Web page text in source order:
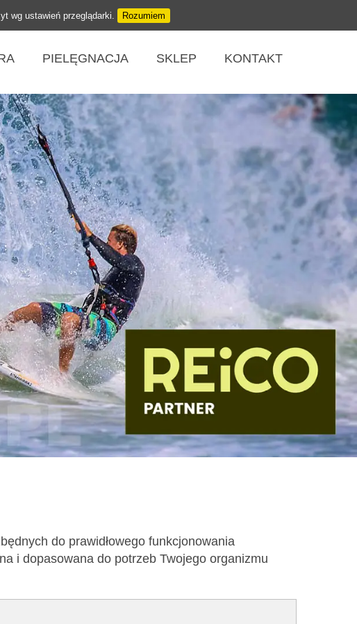
wg ustawień przeglądarki. Rozumiem
PIELĘGNACJA SKLEP KONTAKT
do prawidłowego funkcjonowania
i dopasowana do potrzeb Twojego organizmu